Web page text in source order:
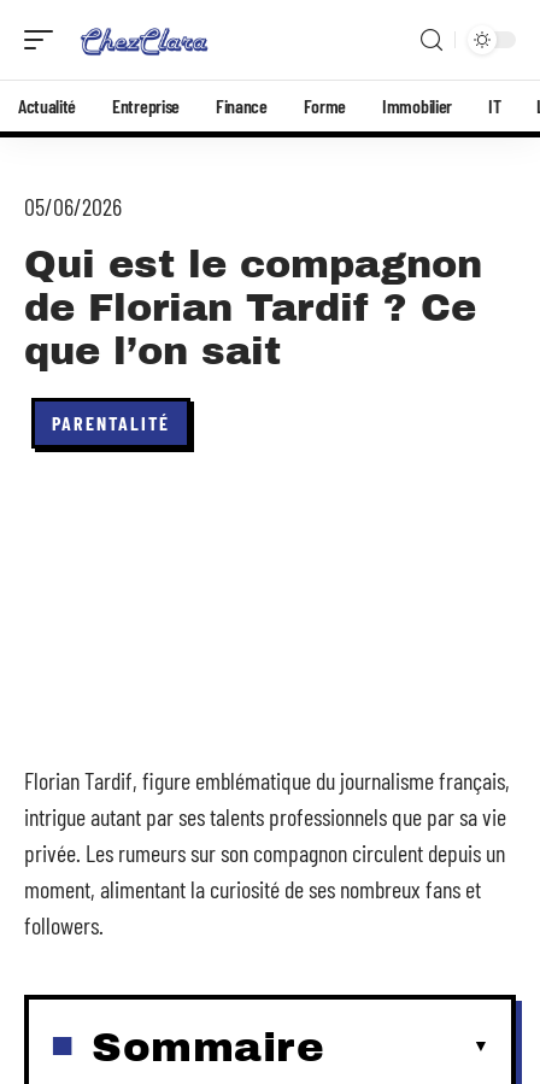
Actualité Entreprise Finance Forme Immobilier IT
05/06/2026
Qui est le compagnon
de Florian Tardif ? Ce
que l’on sait
PARENTALITÉ
Florian Tardif, figure emblématique du journalisme français,
intrigue autant par ses talents professionnels que par sa vie
privée. Les rumeurs sur son compagnon circulent depuis un
moment, alimentant la curiosité de ses nombreux fans et
followers.
Sommaire